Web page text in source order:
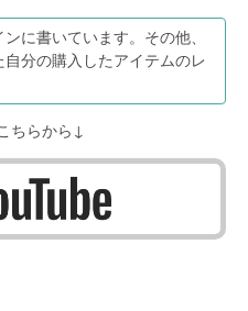
に書いています。その他、
分の購入したアイテムのレ
ちらから↓